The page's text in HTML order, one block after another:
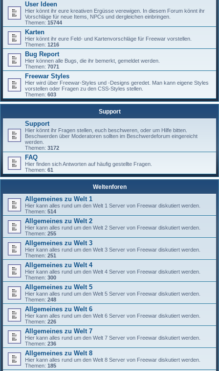
User Ideen
Hier könnt ihr eure kreativen Ergüsse verewigen. In diesem Forum könnt ihr
Vorschläge für neue Items, NPCs und dergleichen einbringen.
Themen: 15744
Karten
Hier könnt ihr eure Feld- und Kartenvorschläge für Freewar vorstellen.
Themen: 1216
Bug Report
Hier können alle Bugs, die ihr bemerkt, gemeldet werden.
Themen: 7071
Freewar Styles
Hier wird über Freewar-Styles und -Designs geredet. Man kann eigene Styles
vorstellen oder Fragen zu den CSS-Styles stellen.
Themen: 603
Support
Support
Hier könnt ihr Fragen stellen, euch beschweren, oder um Hilfe bitten.
Beschwerden über Moderatoren sollten im Beschwerdeforum eingereicht
werden.
Themen: 3172
FAQ
Hier finden sich Antworten auf häufig gestellte Fragen.
Themen: 61
Weltenforen
Allgemeines zu Welt 1
Hier kann alles rund um den Welt 1 Server von Freewar diskutiert werden.
Themen: 514
Allgemeines zu Welt 2
Hier kann alles rund um den Welt 2 Server von Freewar diskutiert werden.
Themen: 255
Allgemeines zu Welt 3
Hier kann alles rund um den Welt 3 Server von Freewar diskutiert werden.
Themen: 251
Allgemeines zu Welt 4
Hier kann alles rund um den Welt 4 Server von Freewar diskutiert werden.
Themen: 300
Allgemeines zu Welt 5
Hier kann alles rund um den Welt 5 Server von Freewar diskutiert werden.
Themen: 248
Allgemeines zu Welt 6
Hier kann alles rund um den Welt 6 Server von Freewar diskutiert werden.
Themen: 226
Allgemeines zu Welt 7
Hier kann alles rund um den Welt 7 Server von Freewar diskutiert werden.
Themen: 236
Allgemeines zu Welt 8
Hier kann alles rund um den Welt 8 Server von Freewar diskutiert werden.
Themen: 185